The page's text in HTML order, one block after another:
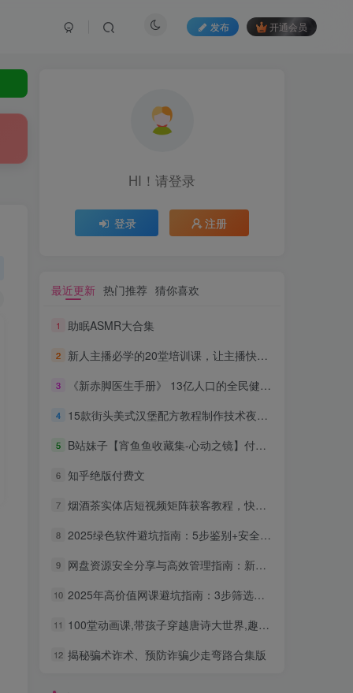
发布 开通会员
HI！请登录
登录 注册
最近更新 热门推荐 猜你喜欢
1 助眠ASMR大合集
2 新人主播必学的20堂培训课，让主播快速成长的必学课程，帮你直播能力快速打造的实操方法
3 《新赤脚医生手册》 13亿人口的全民健康指导手册
4 15款街头美式汉堡配方教程制作技术夜市摆摊小吃创业视频商业课程
5 B站妹子【宵鱼鱼收藏集-心动之镜】付费充电合集，手慢无
6 知乎绝版付费文
7 烟酒茶实体店短视频矩阵获客教程，快速实现门店营收多翻N倍
8 2025绿色软件避坑指南：5步鉴别+安全获取，远离捆绑与病毒
9 网盘资源安全分享与高效管理指南：新手也能轻松上手
10 2025年高价值网课避坑指南：3步筛选稀缺优质资源，告别无效学习
11 100堂动画课,带孩子穿越唐诗大世界,趣味唐诗启蒙系统课程
12 揭秘骗术诈术、预防诈骗少走弯路合集版